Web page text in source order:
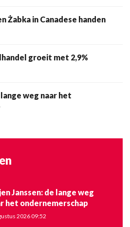
Żabka in Canadese handen
groeit met 2,9%
weg naar het
Janssen: de lange weg
het ondernemerschap
2026 09:52